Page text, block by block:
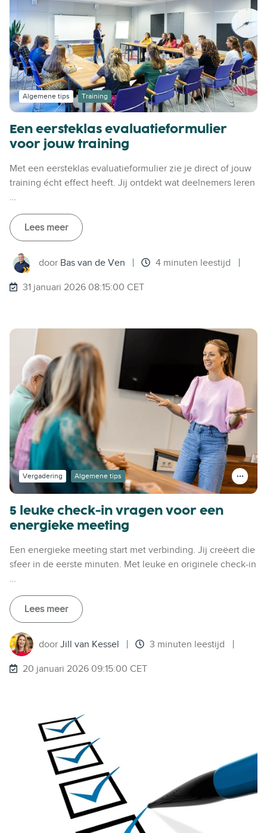
Een eersteklas evaluatieformulier
voor jouw training
Met een eersteklas evaluatieformulier zie je direct of jouw
training écht effect heeft. Jij ontdekt wat deelnemers leren
…
Lees meer
door Bas van de Ven 4 minuten leestijd
31 januari 2026 08:15:00 CET
Algemene tips Training
5 leuke check-in vragen voor een
energieke meeting
Een energieke meeting start met verbinding. Jij creëert die
sfeer in de eerste minuten. Met leuke en originele check-in
…
Lees meer
door Jill van Kessel 3 minuten leestijd
20 januari 2026 09:15:00 CET
Vergadering Algemene tips